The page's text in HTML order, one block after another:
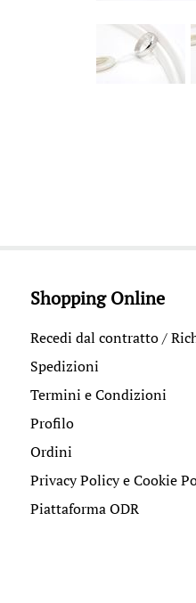
Shopping Online
Recedi dal contratto /
Spedizioni
Termini e Condizioni
Profilo
Ordini
Privacy Policy e Cookie
Piattaforma ODR